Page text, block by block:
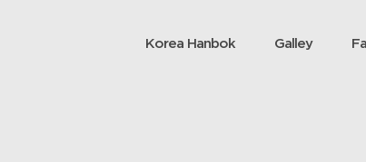
Korea Hanbok Galley